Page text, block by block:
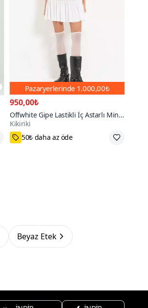
Pazaryerlerinde 1.000,00₺
950,00₺
Offwhite Gipe Lastikli İç Astarlı Mini
Etek
Kikiriki
S
Beyaz Etek